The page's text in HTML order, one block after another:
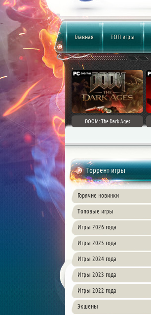
Главная ТОП игры
DOOM: The Dark Ages
Торрент игры
Горячие новинки
Топовые игры
Игры 2026 года
Игры 2025 года
Игры 2024 года
Игры 2023 года
Игры 2022 года
Экшены